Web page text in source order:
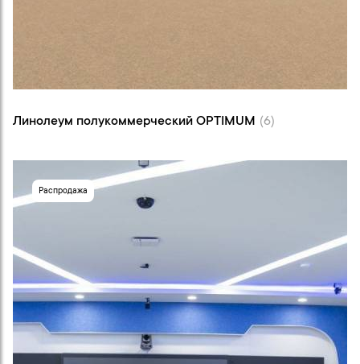
Линолеум полукоммерческий OPTIMUM (6)
Распродажа